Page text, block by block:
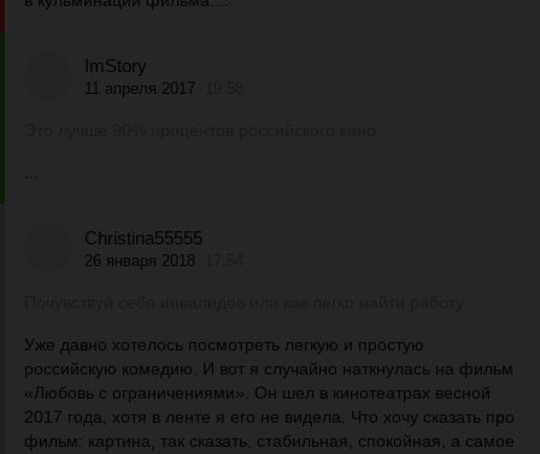
ImStory
11 апреля 2017
Christina55555
26 января 2018
Уже давно хотелось посмотреть легкую и простую
российскую комедию. И вот я случайно наткнулась на фильм
«Любовь с ограничениями». Он шел в кинотеатрах весной
2017 года, хотя в ленте я его не видела. Что хочу сказать про
фильм: картина, так сказать, стабильная, спокойная, а самое